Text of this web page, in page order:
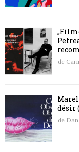
de
désir
de